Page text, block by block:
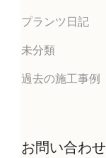
プランツ日記
未分類
過去の施工事例
お問い合わせ